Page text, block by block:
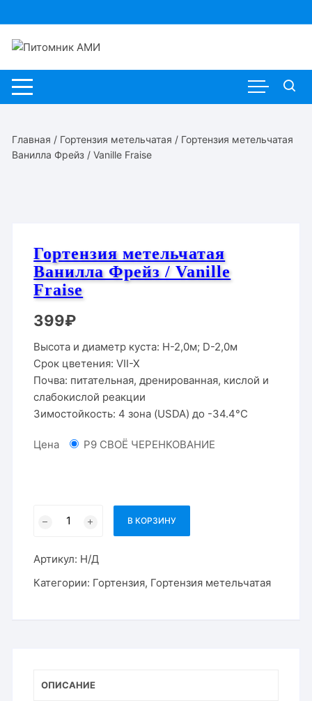
к
содержимому
Главная / Гортензия метельчатая / Гортензия метельчатая
Ванилла Фрейз / Vanille Fraise
Гортензия метельчатая
Ванилла Фрейз / Vanille
Fraise
399₽
Высота и диаметр куста: Н-2,0м; D-2,0м
Срок цветения: VII-X
Почва: питательная, дренированная, кислой и
слабокислой реакции
Зимостойкость: 4 зона (USDA) до -34.4°C
Цена P9 СВОЁ ЧЕРЕНКОВАНИЕ
метельчатая
Ванилла
В КОРЗИНУ
Артикул: Н/Д
Категории: Гортензия, Гортензия метельчатая
ОПИСАНИЕ